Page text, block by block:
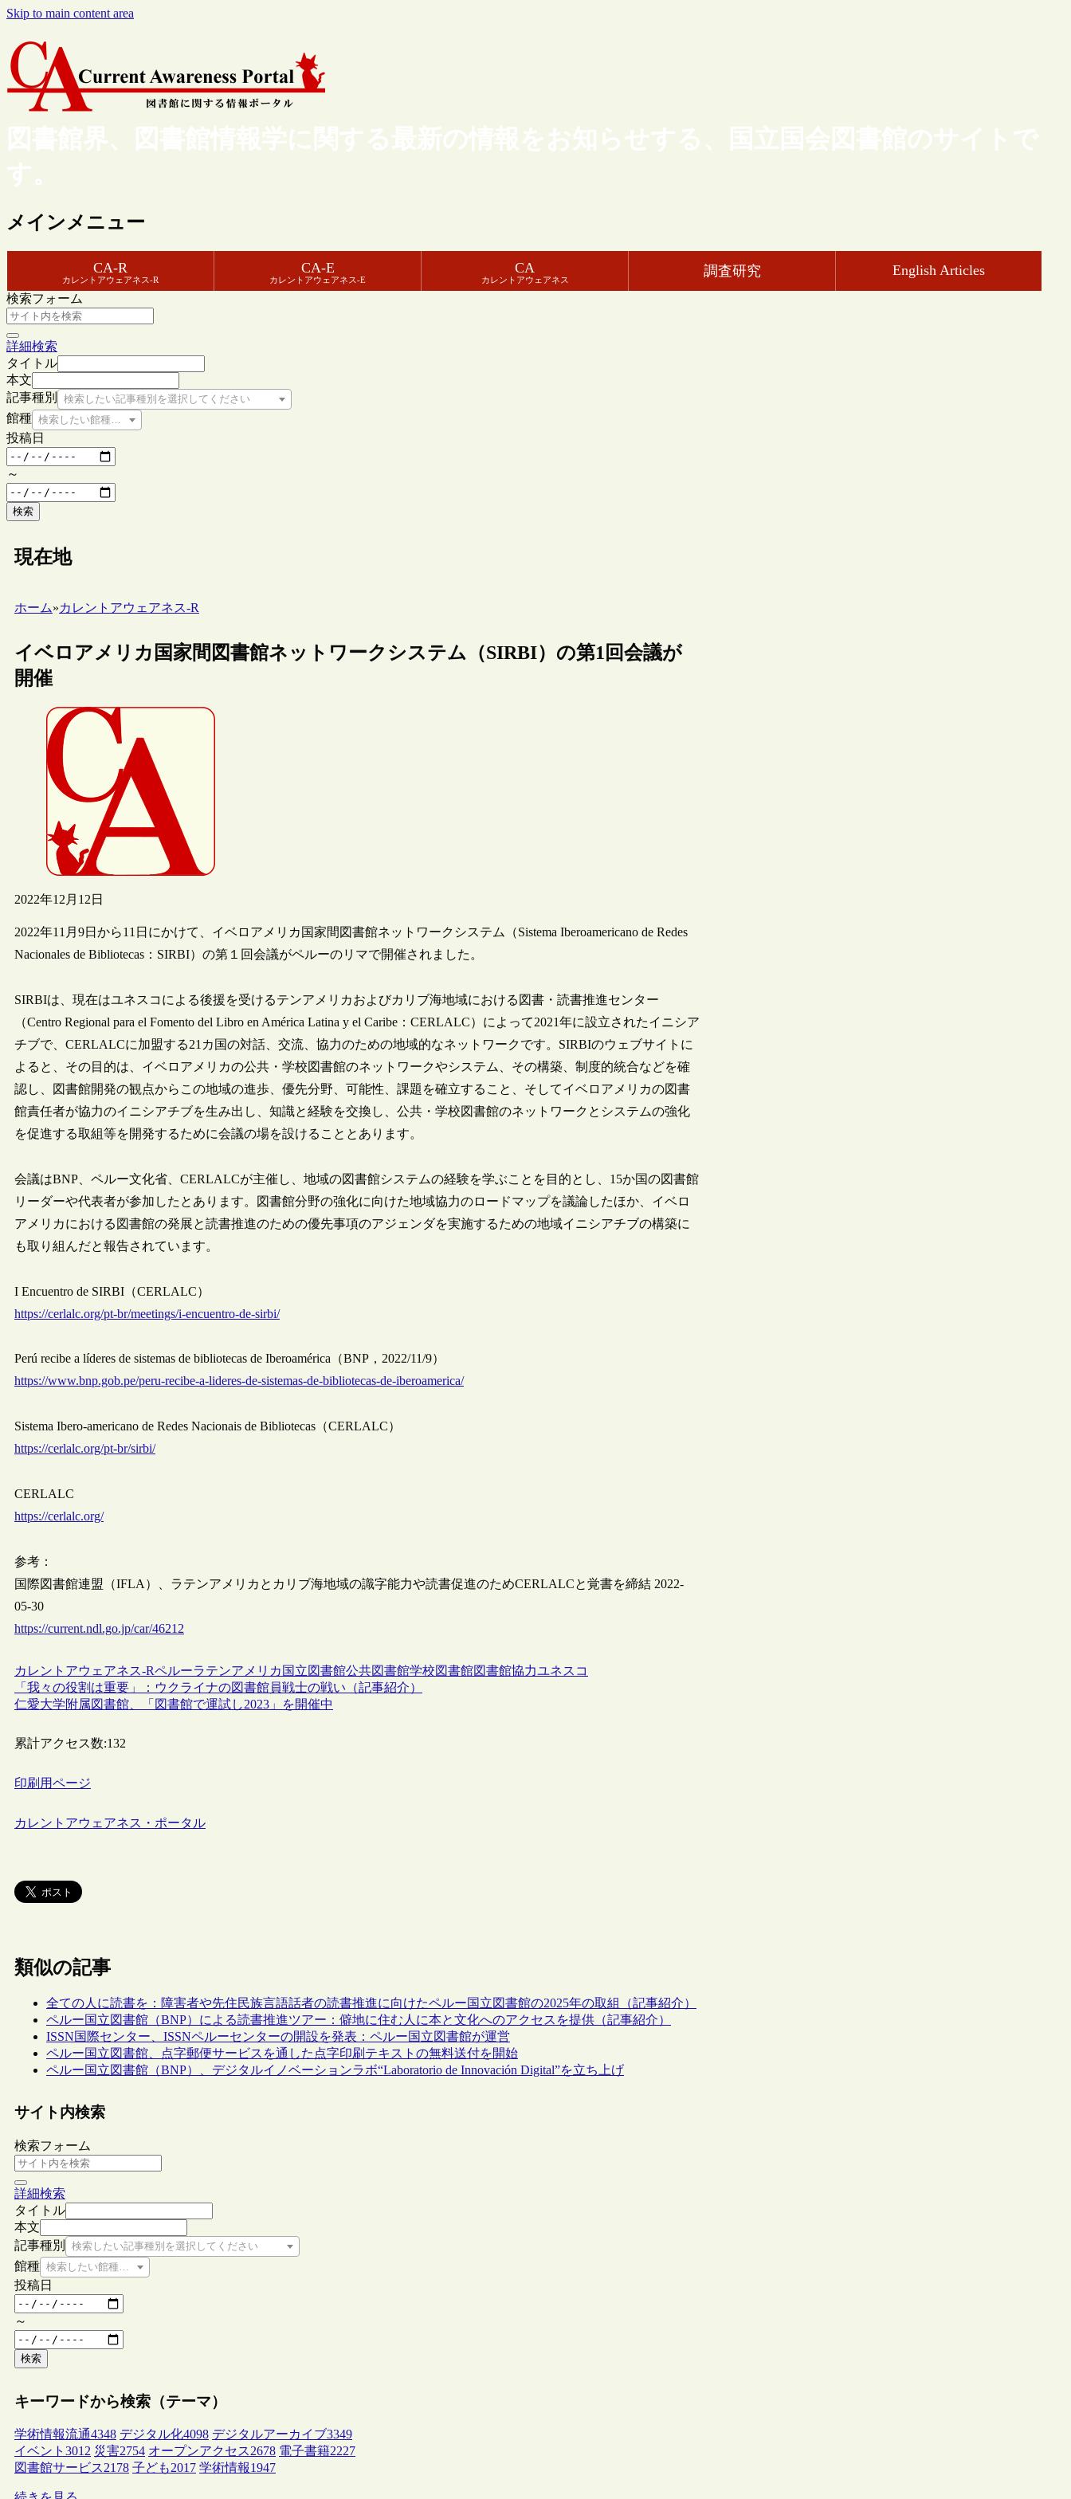
Skip to main content area
図書館界、図書館情報学に関する最新の情報をお知らせする、国立国会図書館のサイトで
す。
メインメニュー
CA-R
カレントアウェアネス-R
CA-E
カレントアウェアネス-E
CA
カレントアウェアネス
調査研究 English Articles
検索フォーム
詳細検索
タイトル
本文
記事種別
検索したい記事種別を選択してください
館種 検索したい館種を選択してください
投稿日
～
検索
現在地
ホーム»カレントアウェアネス-R
イベロアメリカ国家間図書館ネットワークシステム（SIRBI）の第1回会議が
開催
2022年12月12日
2022年11月9日から11日にかけて、イベロアメリカ国家間図書館ネットワークシステム（Sistema Iberoamericano de Redes
Nacionales de Bibliotecas：SIRBI）の第１回会議がペルーのリマで開催されました。
SIRBIは、現在はユネスコによる後援を受けるテンアメリカおよびカリブ海地域における図書・読書推進センター
（Centro Regional para el Fomento del Libro en América Latina y el Caribe：CERLALC）によって2021年に設立されたイニシア
チブで、CERLALCに加盟する21カ国の対話、交流、協力のための地域的なネットワークです。SIRBIのウェブサイトに
よると、その目的は、イベロアメリカの公共・学校図書館のネットワークやシステム、その構築、制度的統合などを確
認し、図書館開発の観点からこの地域の進歩、優先分野、可能性、課題を確立すること、そしてイベロアメリカの図書
館責任者が協力のイニシアチブを生み出し、知識と経験を交換し、公共・学校図書館のネットワークとシステムの強化
を促進する取組等を開発するために会議の場を設けることとあります。
会議はBNP、ペルー文化省、CERLALCが主催し、地域の図書館システムの経験を学ぶことを目的とし、15か国の図書館
リーダーや代表者が参加したとあります。図書館分野の強化に向けた地域協力のロードマップを議論したほか、イベロ
アメリカにおける図書館の発展と読書推進のための優先事項のアジェンダを実施するための地域イニシアチブの構築に
も取り組んだと報告されています。
I Encuentro de SIRBI（CERLALC）
https://cerlalc.org/pt-br/meetings/i-encuentro-de-sirbi/
Perú recibe a líderes de sistemas de bibliotecas de Iberoamérica（BNP，2022/11/9）
https://www.bnp.gob.pe/peru-recibe-a-lideres-de-sistemas-de-bibliotecas-de-iberoamerica/
Sistema Ibero-americano de Redes Nacionais de Bibliotecas（CERLALC）
https://cerlalc.org/pt-br/sirbi/
CERLALC
https://cerlalc.org/
参考：
国際図書館連盟（IFLA）、ラテンアメリカとカリブ海地域の識字能力や読書促進のためCERLALCと覚書を締結 2022-
05-30
https://current.ndl.go.jp/car/46212
カレントアウェアネス-Rペルーラテンアメリカ 国立図書館公共図書館学校図書館図書館協力ユネスコ
「我々の役割は重要」：ウクライナの図書館員戦士の戦い（記事紹介）
仁愛大学附属図書館、「図書館で運試し2023」を開催中
累計アクセス数:132
印刷用ページ
カレントアウェアネス・ポータル
類似の記事
全ての人に読書を：障害者や先住民族言語話者の読書推進に向けたペルー国立図書館の2025年の取組（記事紹介）
ペルー国立図書館（BNP）による読書推進ツアー：僻地に住む人に本と文化へのアクセスを提供（記事紹介）
ISSN国際センター、ISSNペルーセンターの開設を発表：ペルー国立図書館が運営
ペルー国立図書館、点字郵便サービスを通した点字印刷テキストの無料送付を開始
ペルー国立図書館（BNP）、デジタルイノベーションラボ“Laboratorio de Innovación Digital”を立ち上げ
サイト内検索
検索フォーム
詳細検索
タイトル
本文
記事種別
検索したい記事種別を選択してください
館種 検索したい館種を選択してください
投稿日
～
検索
キーワードから検索（テーマ）
学術情報流通4348 デジタル化4098 デジタルアーカイブ3349
イベント 3012 災害2754 オープンアクセス2678 電子書籍2227
図書館サービス2178 子ども2017 学術情報1947